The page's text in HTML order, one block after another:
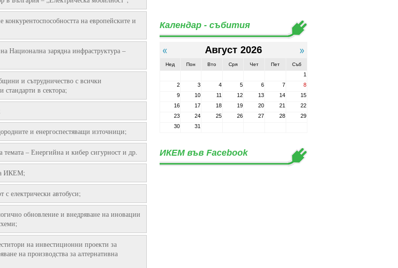
на европейските и
Национална зарядна инфраструктура –
и сътрудничество с всички
в сектора;
и енергоспестяващи източници;
темата – Енергийна и кибер сигурност и др.
ИКЕМ;
с електрически автобуси;
обновление и внедряване на иновации
на инвестиционни проекти за
на производства за алтернативна
Календар - събития
Август 2026
Нед Пон Вто Сря Чет Пет Съб
1
2
3 4 5 6 7
8
9
10 11 12 13 14
15
16
17 18 19 20 21
22
23
24 25 26 27 28
29
30
31
ИКЕМ във Facebook